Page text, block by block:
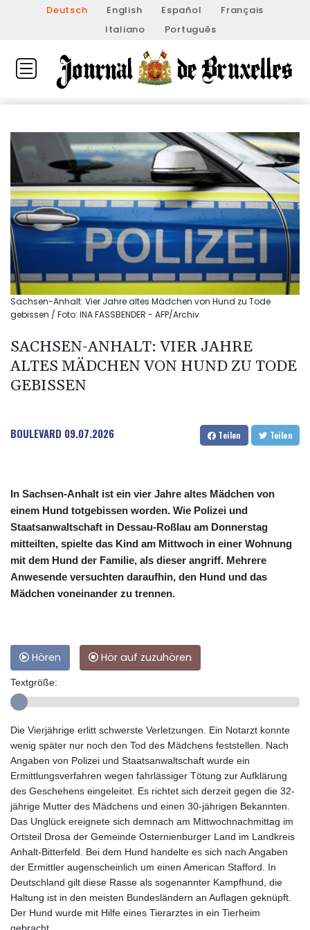
Deutsch English Español
Français
Italiano
Português
Sachsen-Anhalt: Vier Jahre altes Mädchen von Hund zu Tode
gebissen / Foto: INA FASSBENDER - AFP/Archiv
SACHSEN-ANHALT: VIER JAHRE
ALTES MÄDCHEN VON HUND ZU TODE
GEBISSEN
BOULEVARD 09.07.2026 Teilen Teilen
In Sachsen-Anhalt ist ein vier Jahre altes Mädchen von
einem Hund totgebissen worden. Wie Polizei und
Staatsanwaltschaft in Dessau-Roßlau am Donnerstag
mitteilten, spielte das Kind am Mittwoch in einer Wohnung
mit dem Hund der Familie, als dieser angriff. Mehrere
Anwesende versuchten daraufhin, den Hund und das
Mädchen voneinander zu trennen.
Hören Hör auf zuzuhören
Textgröße:
Die Vierjährige erlitt schwerste Verletzungen. Ein Notarzt konnte
wenig später nur noch den Tod des Mädchens feststellen. Nach
Angaben von Polizei und Staatsanwaltschaft wurde ein
Ermittlungsverfahren wegen fahrlässiger Tötung zur Aufklärung
des Geschehens eingeleitet. Es richtet sich derzeit gegen die 32-
jährige Mutter des Mädchens und einen 30-jährigen Bekannten.
Das Unglück ereignete sich demnach am Mittwochnachmittag im
Ortsteil Drosa der Gemeinde Osternienburger Land im Landkreis
Anhalt-Bitterfeld. Bei dem Hund handelte es sich nach Angaben
der Ermittler augenscheinlich um einen American Stafford. In
Deutschland gilt diese Rasse als sogenannter Kampfhund, die
Haltung ist in den meisten Bundesländern an Auflagen geknüpft.
Der Hund wurde mit Hilfe eines Tierarztes in ein Tierheim